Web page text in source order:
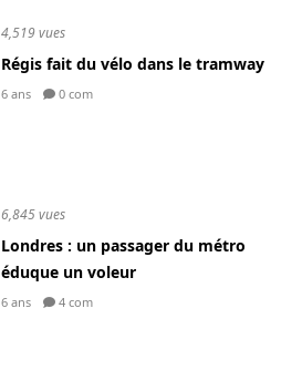
4,519 vues
Régis fait du vélo dans le tramway
6 ans 0 com
6,845 vues
Londres : un passager du métro
éduque un voleur
6 ans 4 com